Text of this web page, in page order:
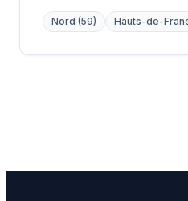
Nord (59) Hauts-de-